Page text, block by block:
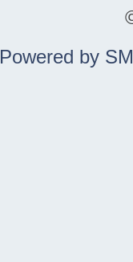
Powered by